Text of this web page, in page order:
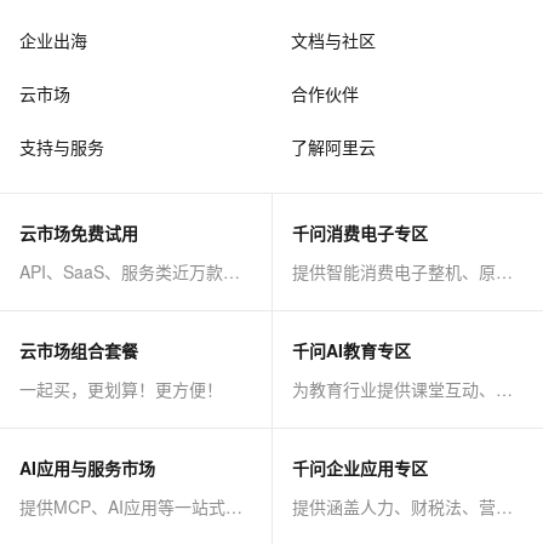
企业出海 文档与社区
云市场 合作伙伴
支持与服务 了解阿里云
云市场免费试用
API、SaaS、服务类近万款商品免费试！
千问消费电子专区
提供智能消费电子整机、原子能力等AI方案
云市场组合套餐
一起买，更划算！更方便！
千问AI教育专区
为教育行业提供课堂互动、课程制作等AI方案
AI应用与服务市场
提供MCP、AI应用等一站式AI解决方案
千问企业应用专区
提供涵盖人力、财税法、营销、客服等AI方案